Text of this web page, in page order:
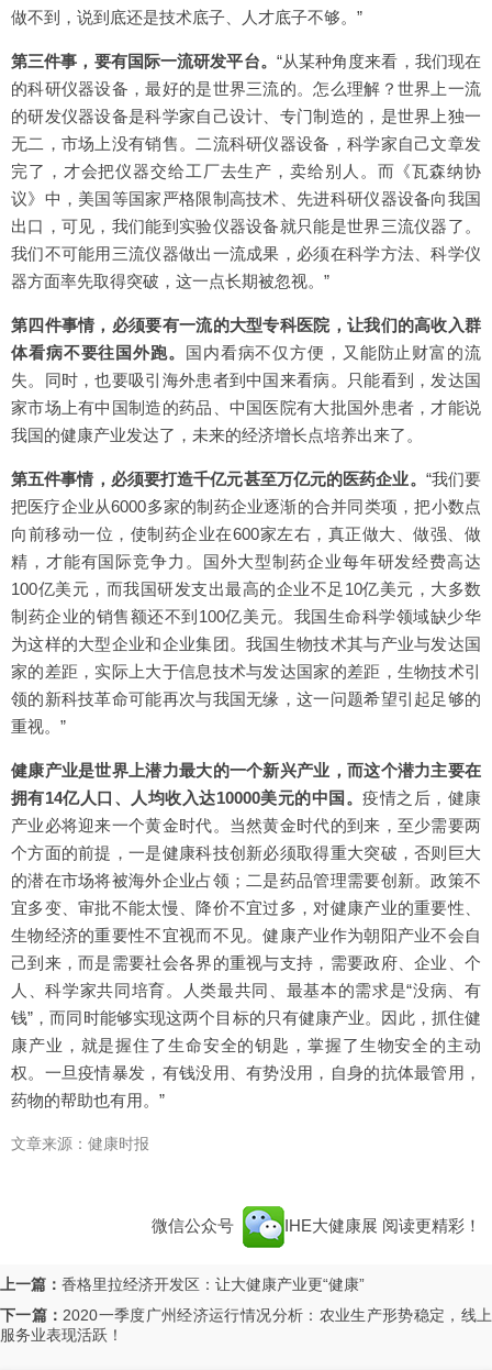
做不到，说到底还是技术底子、人才底子不够。”
第三件事，要有国际一流研发平台。 “从某种角度来看，我们现在
的科研仪器设备，最好的是世界三流的。怎么理解？世界上一流
的研发仪器设备是科学家自己设计、专门制造的，是世界上独一
无二，市场上没有销售。二流科研仪器设备，科学家自己文章发
完了，才会把仪器交给工厂去生产，卖给别人。而《瓦森纳协
议》中，美国等国家严格限制高技术、先进科研仪器设备向我国
出口，可见，我们能到实验仪器设备就只能是世界三流仪器了。
我们不可能用三流仪器做出一流成果，必须在科学方法、科学仪
器方面率先取得突破，这一点长期被忽视。”
第四件事情，必须要有一流的大型专科医院，让我们的高收入群
体看病不要往国外跑。 国内看病不仅方便，又能防止财富的流
失。同时，也要吸引海外患者到中国来看病。只能看到，发达国
家市场上有中国制造的药品、中国医院有大批国外患者，才能说
我国的健康产业发达了，未来的经济增长点培养出来了。
第五件事情，必须要打造千亿元甚至万亿元的医药企业。 “我们要
把医疗企业从6000多家的制药企业逐渐的合并同类项，把小数点
向前移动一位，使制药企业在600家左右，真正做大、做强、做
精，才能有国际竞争力。国外大型制药企业每年研发经费高达
100亿美元，而我国研发支出最高的企业不足10亿美元，大多数
制药企业的销售额还不到100亿美元。我国生命科学领域缺少华
为这样的大型企业和企业集团。我国生物技术其与产业与发达国
家的差距，实际上大于信息技术与发达国家的差距，生物技术引
领的新科技革命可能再次与我国无缘，这一问题希望引起足够的
重视。”
健康产业是世界上潜力最大的一个新兴产业，而这个潜力主要在
拥有14亿人口、人均收入达10000美元的中国。疫情之后，健康
产业必将迎来一个黄金时代。当然黄金时代的到来，至少需要两
个方面的前提，一是健康科技创新必须取得重大突破，否则巨大
的潜在市场将被海外企业占领；二是药品管理需要创新。政策不
宜多变、审批不能太慢、降价不宜过多，对健康产业的重要性、
生物经济的重要性不宜视而不见。健康产业作为朝阳产业不会自
己到来，而是需要社会各界的重视与支持，需要政府、企业、个
人、科学家共同培育。人类最共同、最基本的需求是“没病、有
钱”，而同时能够实现这两个目标的只有健康产业。因此，抓住健
康产业，就是握住了生命安全的钥匙，掌握了生物安全的主动
权。一旦疫情暴发，有钱没用、有势没用，自身的抗体最管用，
药物的帮助也有用。”
文章来源：健康时报
微信公众号 IHE大健康展 阅读更精彩！
上一篇： 香格里拉经济开发区：让大健康产业更“健康”
下一篇： 2020一季度广州经济运行情况分析：农业生产形势稳定，线上
服务业表现活跃！